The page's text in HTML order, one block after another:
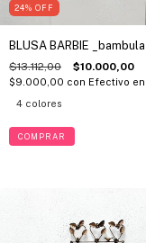
24% OFF
BLUSA BARBIE
$13.112,00 $10.000,00
$9.000,00 con Efectivo
4 colores
COMPRAR